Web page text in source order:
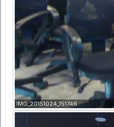
IMG_20151024_151746